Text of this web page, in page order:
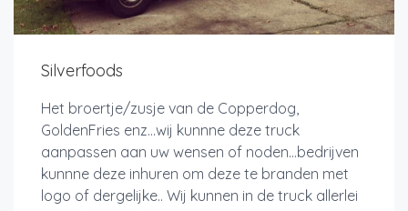
Silverfoods
Het broertje/zusje van de Copperdog,
GoldenFries enz...wij kunnne deze truck
aanpassen aan uw wensen of noden...bedrijven
kunnne deze inhuren om deze te branden met
logo of dergelijke.. Wij kunnen in de truck allerlei